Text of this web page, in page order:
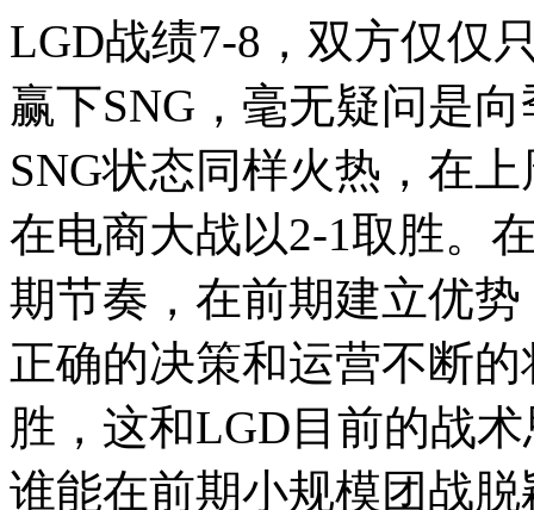
LGD战绩7-8，双方仅仅
赢下SNG，毫无疑问是
SNG状态同样火热，在
在电商大战以2-1取胜。
期节奏，在前期建立优
正确的决策和运营不断
胜，这和LGD目前的战
谁能在前期小规模团战